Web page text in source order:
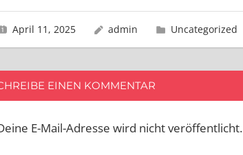
April 11, 2025 admin Uncategorized
EINEN KOMMENTAR
E-Mail-Adresse wird nicht veröffentlicht.